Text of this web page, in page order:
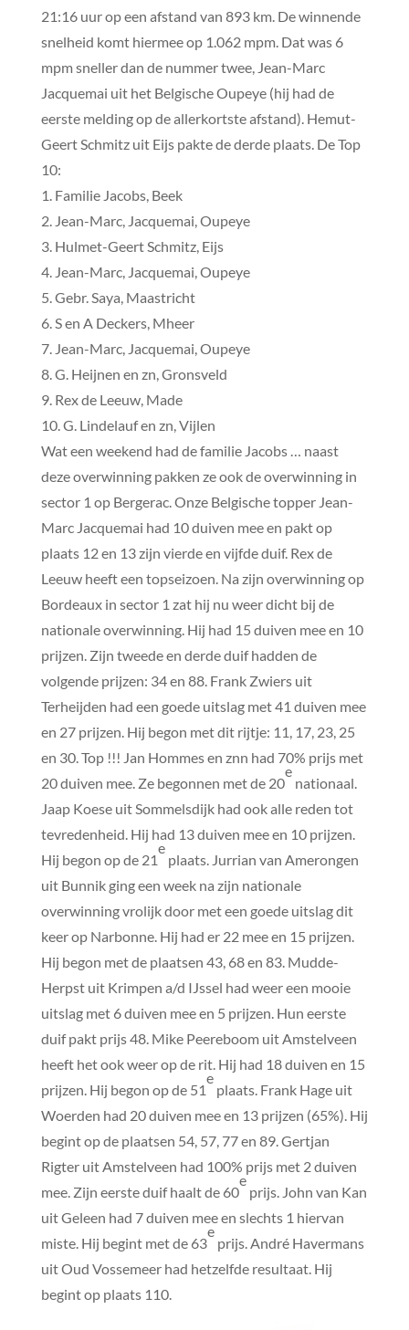
21:16 uur op een afstand van 893 km. De winnende
snelheid komt hiermee op 1.062 mpm. Dat was 6
mpm sneller dan de nummer twee, Jean-Marc
Jacquemai uit het Belgische Oupeye (hij had de
eerste melding op de allerkortste afstand). Hemut-
Geert Schmitz uit Eijs pakte de derde plaats. De Top
10:
1. Familie Jacobs, Beek
2. Jean-Marc, Jacquemai, Oupeye
3. Hulmet-Geert Schmitz, Eijs
4. Jean-Marc, Jacquemai, Oupeye
5. Gebr. Saya, Maastricht
6. S en A Deckers, Mheer
7. Jean-Marc, Jacquemai, Oupeye
8. G. Heijnen en zn, Gronsveld
9. Rex de Leeuw, Made
10. G. Lindelauf en zn, Vijlen
Wat een weekend had de familie Jacobs … naast
deze overwinning pakken ze ook de overwinning in
sector 1 op Bergerac. Onze Belgische topper Jean-
Marc Jacquemai had 10 duiven mee en pakt op
plaats 12 en 13 zijn vierde en vijfde duif. Rex de
Leeuw heeft een topseizoen. Na zijn overwinning op
Bordeaux in sector 1 zat hij nu weer dicht bij de
nationale overwinning. Hij had 15 duiven mee en 10
prijzen. Zijn tweede en derde duif hadden de
volgende prijzen: 34 en 88. Frank Zwiers uit
Terheijden had een goede uitslag met 41 duiven mee
en 27 prijzen. Hij begon met dit rijtje: 11, 17, 23, 25
en 30. Top !!! Jan Hommes en znn had 70% prijs met
20 duiven mee. Ze begonnen met de 20
e
nationaal.
Jaap Koese uit Sommelsdijk had ook alle reden tot
tevredenheid. Hij had 13 duiven mee en 10 prijzen.
Hij begon op de 21
e
plaats. Jurrian van Amerongen
uit Bunnik ging een week na zijn nationale
overwinning vrolijk door met een goede uitslag dit
keer op Narbonne. Hij had er 22 mee en 15 prijzen.
Hij begon met de plaatsen 43, 68 en 83. Mudde-
Herpst uit Krimpen a/d IJssel had weer een mooie
uitslag met 6 duiven mee en 5 prijzen. Hun eerste
duif pakt prijs 48. Mike Peereboom uit Amstelveen
heeft het ook weer op de rit. Hij had 18 duiven en 15
prijzen. Hij begon op de 51
e
plaats. Frank Hage uit
Woerden had 20 duiven mee en 13 prijzen (65%). Hij
begint op de plaatsen 54, 57, 77 en 89. Gertjan
Rigter uit Amstelveen had 100% prijs met 2 duiven
mee. Zijn eerste duif haalt de 60
e
prijs. John van Kan
uit Geleen had 7 duiven mee en slechts 1 hiervan
miste. Hij begint met de 63
e
prijs. André Havermans
uit Oud Vossemeer had hetzelfde resultaat. Hij
begint op plaats 110.